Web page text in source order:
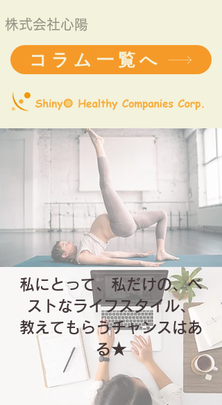
株式会社心陽
コラム一覧へ
私にとって、私だけの、ベ
ストなライフスタイル、
​教えてもらうチャンスはあ
る★